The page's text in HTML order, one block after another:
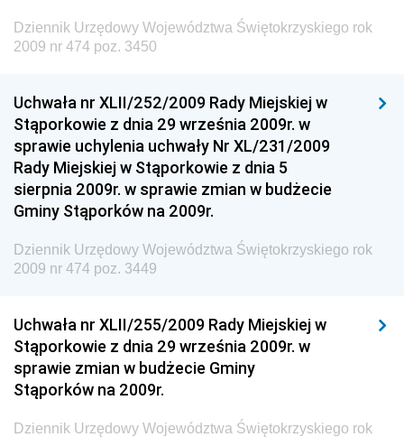
Dziennik Urzędowy Ministra Klimatu
Dziennik Urzędowy Ministra Funduszy i Polityki
Regionalnej
Dziennik Urzędowy Ministra Aktywów Państwowych
Dziennik Urzędowy Ministra Zdrowia
Dziennik Urzędowy Ministra Środowiska i Głównego
Dziennik Urzędowy Ministra Klimatu i Środowiska
Narodowego i Sportu
Dziennik Urzędowy Ministra Finansów, Funduszy i
Polityki Regionalnej
Dziennik Urzędowy Ministra Rozwoju, Pracy i
Technologii
Dziennik Urzędowy Województwa Świętokrzyskiego rok
2009 nr 474 poz. 3450
Uchwała nr XLII/252/2009 Rady Miejskiej w
Stąporkowie z dnia 29 września 2009r. w
sprawie uchylenia uchwały Nr XL/231/2009
Rady Miejskiej w Stąporkowie z dnia 5
sierpnia 2009r. w sprawie zmian w budżecie
Gminy Stąporków na 2009r.
Dziennik Urzędowy Województwa Świętokrzyskiego rok
2009 nr 474 poz. 3449
Uchwała nr XLII/255/2009 Rady Miejskiej w
Stąporkowie z dnia 29 września 2009r. w
sprawie zmian w budżecie Gminy
Stąporków na 2009r.
Dziennik Urzędowy Województwa Świętokrzyskiego rok